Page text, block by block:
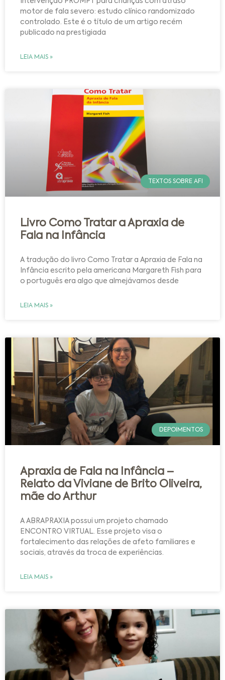
motor de fala severo: estudo clínico randomizado
controlado. Este é o título de um artigo recém
publicado na prestigiada
LEIA MAIS »
TEXTOS SOBRE AFI
Livro Como Tratar a Apraxia de
Fala na Infância
A tradução do livro Como Tratar a Apraxia de Fala na
Infância escrito pela americana Margareth Fish para
o português era algo que almejávamos desde
LEIA MAIS »
DEPOIMENTOS
Apraxia de Fala na Infância –
Relato da Viviane de Brito Oliveira,
mãe do Arthur
A ABRAPRAXIA possui um projeto chamado
ENCONTRO VIRTUAL. Esse projeto visa o
fortalecimento das relações de afeto familiares e
sociais, através da troca de experiências.
LEIA MAIS »